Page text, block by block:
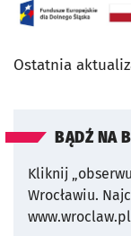
Ostatnia
BĄDŹ NA
Kliknij
Wrocławiu.